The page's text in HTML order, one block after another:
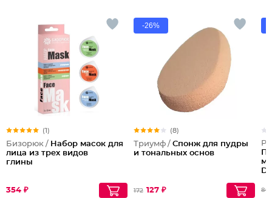
(1)
Бизорюк / Набор масок для
лица из трех видов
глины
354 ₽
-26%
(8)
Триумф / Спонж для пудры
и тональных основ
172 127 ₽